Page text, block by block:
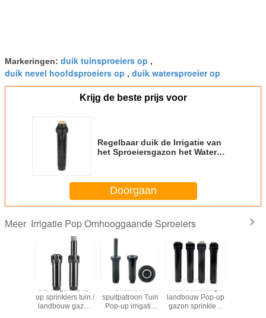
Markeringen: duik tuinsproeiers op ,
duik nevel hoofdsproeiers op , duik watersproeier op
Krijg de beste prijs voor
Regelbaar duik de Irrigatie van
het Sproeiersgazon het Water
Doorgaan
Meer Irrigatie Pop Omhooggaande Sproeiers
1/2' irrigatie pop-
up sprinklers tuin /
landbouw gazon
spuitpatroon Tuin
Pop-up irrigatie
landbouw Pop-up
gazon sprinklers